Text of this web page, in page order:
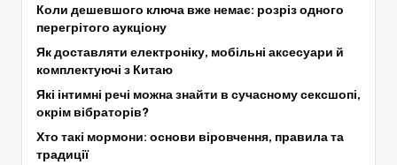
Коли дешевшого ключа вже немає: розріз одного
перегрітого аукціону
Як доставляти електроніку, мобільні аксесуари й
комплектуючі з Китаю
Які інтимні речі можна знайти в сучасному сексшопі,
окрім вібраторів?
Хто такі мормони: основи віровчення, правила та
традиції